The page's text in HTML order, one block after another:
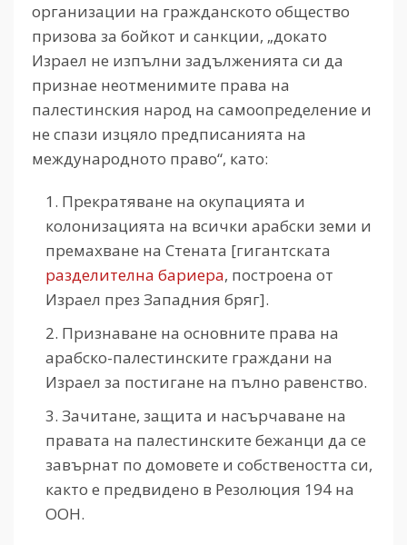
организации на гражданското общество
призова за бойкот и санкции, „докато
Израел не изпълни задълженията си да
признае неотменимите права на
палестинския народ на самоопределение и
не спази изцяло предписанията на
международното право“, като:
Прекратяване на окупацията и
колонизацията на всички арабски земи и
премахване на Стената [гигантската
разделителна бариера, построена от
Израел през Западния бряг].
Признаване на основните права на
арабско-палестинските граждани на
Израел за постигане на пълно равенство.
Зачитане, защита и насърчаване на
правата на палестинските бежанци да се
завърнат по домовете и собствеността си,
както е предвидено в Резолюция 194 на
ООН.